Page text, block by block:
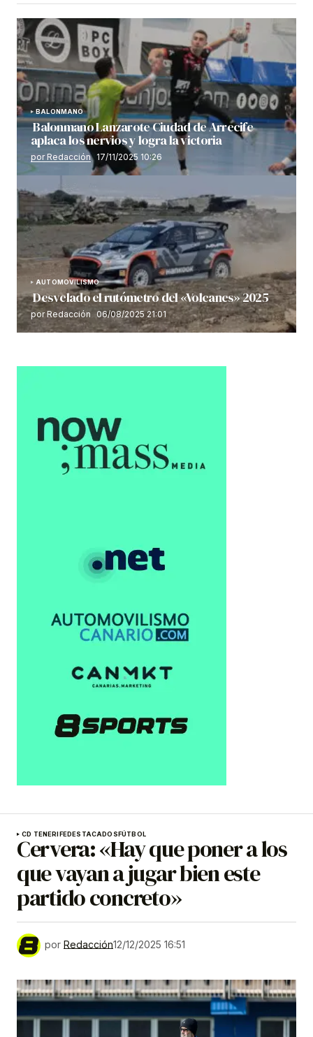
BALONMANO
Balonmano Lanzarote Ciudad de Arrecife
aplaca los nervios y logra la victoria
por Redacción 17/11/2025 10:26
AUTOMOVILISMO
Desvelado el rutómetro del «Volcanes» 2025
por Redacción 06/08/2025 21:01
CD TENERIFEDESTACADOSFÚTBOL
Cervera: «Hay que poner a los
que vayan a jugar bien este
partido concreto»
por Redacción12/12/2025 16:51